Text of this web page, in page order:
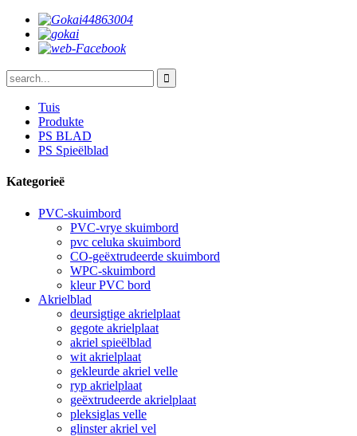
Tuis
Produkte
PS BLAD
PS Spieëlblad
Kategorieë
PVC-skuimbord
PVC-vrye skuimbord
pvc celuka skuimbord
CO-geëxtrudeerde skuimbord
WPC-skuimbord
kleur PVC bord
Akrielblad
deursigtige akrielplaat
gegote akrielplaat
akriel spieëlblad
wit akrielplaat
gekleurde akriel velle
ryp akrielplaat
geëxtrudeerde akrielplaat
pleksiglas velle
glinster akriel vel